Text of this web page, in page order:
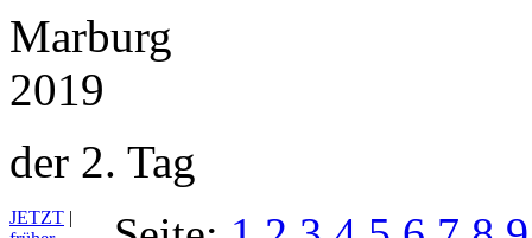
der 2. Tag
JETZT |